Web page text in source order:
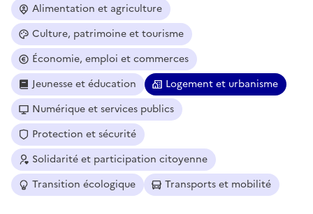
Alimentation et agriculture
Culture, patrimoine et tourisme
Économie, emploi et commerces
Jeunesse et éducation
Logement et urbanisme
Numérique et services publics
Protection et sécurité
Solidarité et participation citoyenne
Transition écologique
Transports et mobilité